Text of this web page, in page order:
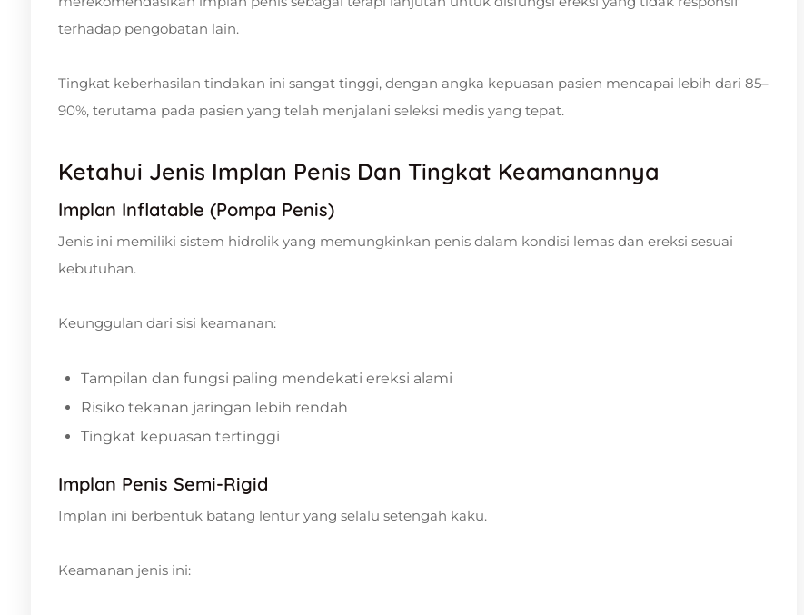
terhadap pengobatan lain.
Tingkat keberhasilan tindakan ini sangat tinggi, dengan angka kepuasan pasien mencapai lebih dari 85–
90%, terutama pada pasien yang telah menjalani seleksi medis yang tepat.
Ketahui Jenis Implan Penis Dan Tingkat Keamanannya
Implan Inflatable (Pompa Penis)
Jenis ini memiliki sistem hidrolik yang memungkinkan penis dalam kondisi lemas dan ereksi sesuai
kebutuhan.
Keunggulan dari sisi keamanan:
Tampilan dan fungsi paling mendekati ereksi alami
Risiko tekanan jaringan lebih rendah
Tingkat kepuasan tertinggi
Implan Penis Semi-Rigid
Implan ini berbentuk batang lentur yang selalu setengah kaku.
Keamanan jenis ini: